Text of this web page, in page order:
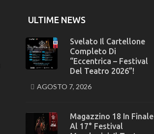
ULTIME NEWS
Svelato Il Cartellone
Completo Di
“Eccentrica – Festival
Del Teatro 2026”!
AGOSTO 7, 2026
Magazzino 18 In Finale
Al 17° Festival